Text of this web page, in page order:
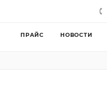
ПРАЙС НОВОСТИ